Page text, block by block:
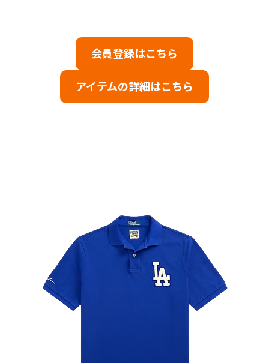
会員登録はこちら
アイテムの詳細はこちら